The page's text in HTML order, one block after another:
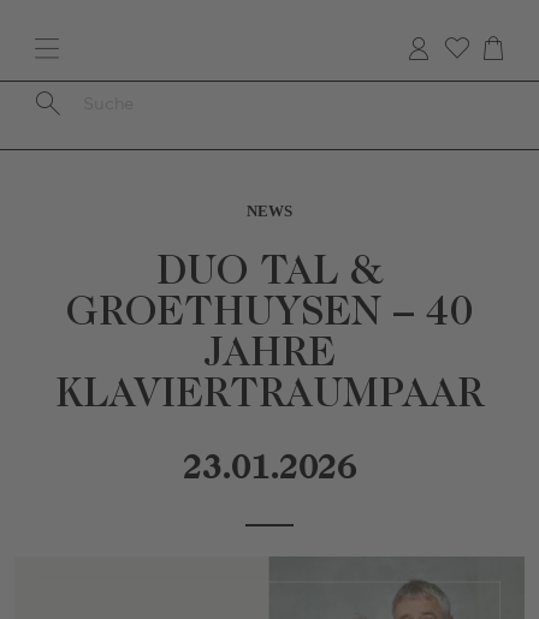
Inhalt
NEWS
DUO TAL &
GROETHUYSEN – 40
JAHRE
KLAVIERTRAUMPAAR
23.01.2026